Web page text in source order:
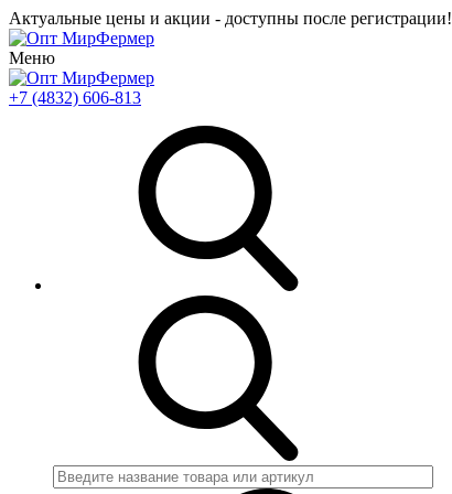
Актуальные цены и акции - доступны после регистрации!
Меню
+7 (4832) 606-813